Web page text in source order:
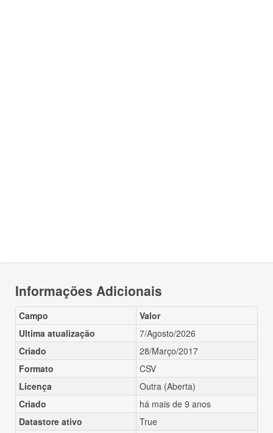
Informações Adicionais
Campo
Valor
Ultima atualização
7/Agosto/2026
Criado
28/Março/2017
Formato
CSV
Licença
Outra (Aberta)
Criado
há mais de 9 anos
Datastore ativo
True